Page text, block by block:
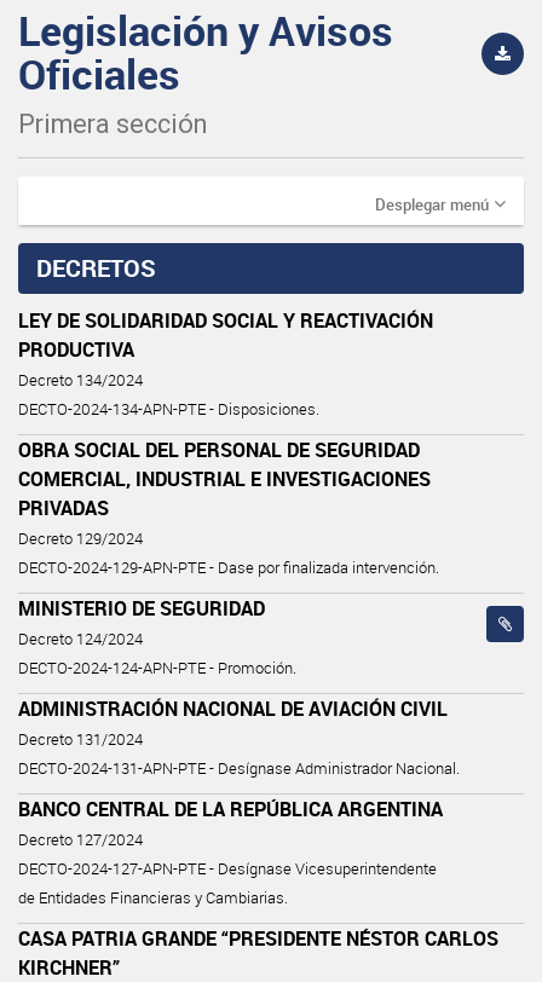
Legislación y Avisos
Oficiales
Primera sección
Desplegar menú
DECRETOS
LEY DE SOLIDARIDAD SOCIAL Y REACTIVACIÓN
PRODUCTIVA
Decreto 134/2024
DECTO-2024-134-APN-PTE - Disposiciones.
OBRA SOCIAL DEL PERSONAL DE SEGURIDAD
COMERCIAL, INDUSTRIAL E INVESTIGACIONES
PRIVADAS
Decreto 129/2024
DECTO-2024-129-APN-PTE - Dase por finalizada intervención.
MINISTERIO DE SEGURIDAD
Decreto 124/2024
DECTO-2024-124-APN-PTE - Promoción.
ADMINISTRACIÓN NACIONAL DE AVIACIÓN CIVIL
Decreto 131/2024
DECTO-2024-131-APN-PTE - Desígnase Administrador Nacional.
BANCO CENTRAL DE LA REPÚBLICA ARGENTINA
Decreto 127/2024
DECTO-2024-127-APN-PTE - Desígnase Vicesuperintendente
de Entidades Financieras y Cambiarias.
CASA PATRIA GRANDE “PRESIDENTE NÉSTOR CARLOS
KIRCHNER”